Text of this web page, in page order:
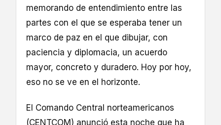
memorando de entendimiento entre las
partes con el que se esperaba tener un
marco de paz en el que dibujar, con
paciencia y diplomacia, un acuerdo
mayor, concreto y duradero. Hoy por hoy,
eso no se ve en el horizonte.
El Comando Central norteamericanos
(CENTCOM) anunció esta noche que ha